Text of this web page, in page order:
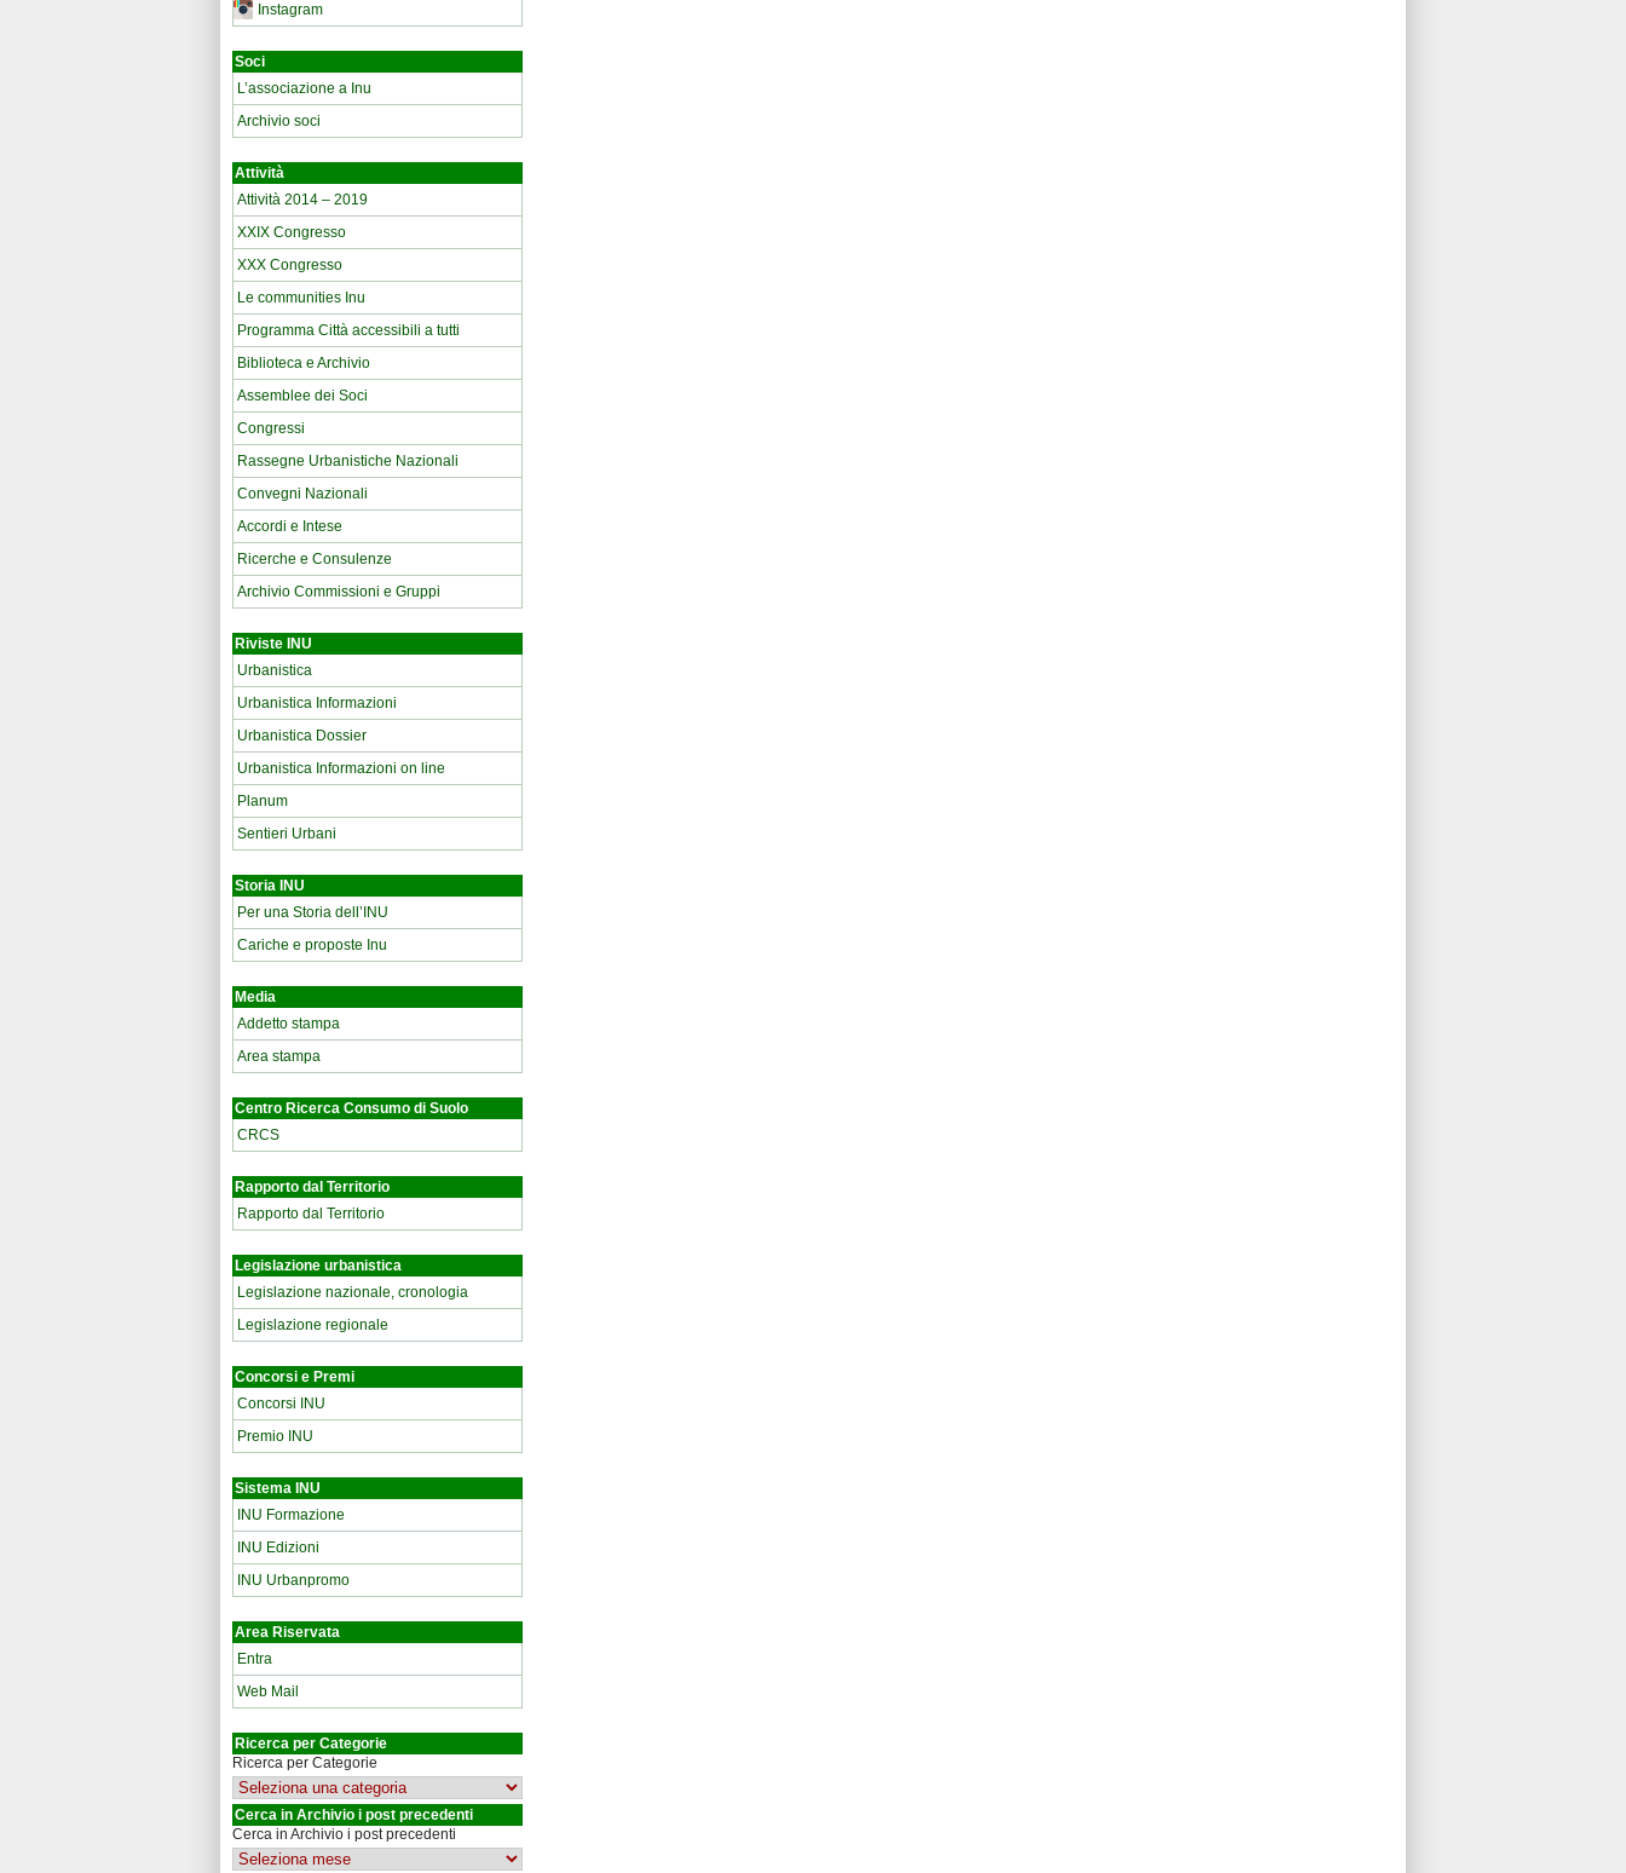
Instagram
Soci
L’associazione a Inu
Archivio soci
Attività
Attività 2014 – 2019
XXIX Congresso
XXX Congresso
Le communities Inu
Programma Città accessibili a tutti
Biblioteca e Archivio
Assemblee dei Soci
Congressi
Rassegne Urbanistiche Nazionali
Convegni Nazionali
Accordi e Intese
Ricerche e Consulenze
Archivio Commissioni e Gruppi
Riviste INU
Urbanistica
Urbanistica Informazioni
Urbanistica Dossier
Urbanistica Informazioni on line
Planum
Sentieri Urbani
Storia INU
Per una Storia dell’INU
Cariche e proposte Inu
Media
Addetto stampa
Area stampa
Centro Ricerca Consumo di Suolo
CRCS
Rapporto dal Territorio
Rapporto dal Territorio
Legislazione urbanistica
Legislazione nazionale, cronologia
Legislazione regionale
Concorsi e Premi
Concorsi INU
Premio INU
Sistema INU
INU Formazione
INU Edizioni
INU Urbanpromo
Area Riservata
Entra
Web Mail
Ricerca per Categorie
Ricerca per Categorie
Cerca in Archivio i post precedenti
Cerca in Archivio i post precedenti